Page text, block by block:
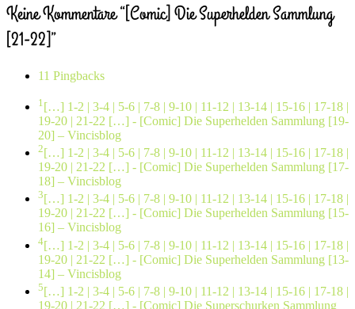
Keine Kommentare “[Comic] Die Superhelden Sammlung
[21-22]”
11 Pingbacks
1 […] 1-2 | 3-4 | 5-6 | 7-8 | 9-10 | 11-12 | 13-14 | 15-16 | 17-18 |
19-20 | 21-22 […] - [Comic] Die Superhelden Sammlung [19-
20] – Vincisblog
2[…] 1-2 | 3-4 | 5-6 | 7-8 | 9-10 | 11-12 | 13-14 | 15-16 | 17-18 |
19-20 | 21-22 […] - [Comic] Die Superhelden Sammlung [17-
18] – Vincisblog
3[…] 1-2 | 3-4 | 5-6 | 7-8 | 9-10 | 11-12 | 13-14 | 15-16 | 17-18 |
19-20 | 21-22 […] - [Comic] Die Superhelden Sammlung [15-
16] – Vincisblog
4[…] 1-2 | 3-4 | 5-6 | 7-8 | 9-10 | 11-12 | 13-14 | 15-16 | 17-18 |
19-20 | 21-22 […] - [Comic] Die Superhelden Sammlung [13-
14] – Vincisblog
5[…] 1-2 | 3-4 | 5-6 | 7-8 | 9-10 | 11-12 | 13-14 | 15-16 | 17-18 |
19-20 | 21-22 […] - [Comic] Die Superschurken Sammlung